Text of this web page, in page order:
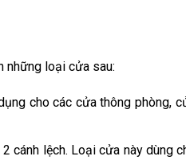
những loại cửa sau:
cho các cửa thông phòng,
cánh lệch. Loại cửa này dùng